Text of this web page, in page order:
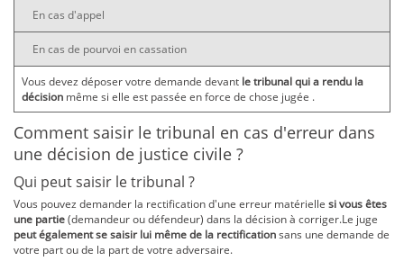
En cas d'appel
En cas de pourvoi en cassation
Vous devez déposer votre demande devant le tribunal qui a rendu la
décision même si elle est passée en force de chose jugée .
Comment saisir le tribunal en cas d'erreur dans
une décision de justice civile ?
Qui peut saisir le tribunal ?
Vous pouvez demander la rectification d'une erreur matérielle si vous êtes
une partie(demandeur ou défendeur) dans la décision à corriger.Le juge
peut également se saisir lui même de la rectificationsans une demande de
votre part ou de la part de votre adversaire.